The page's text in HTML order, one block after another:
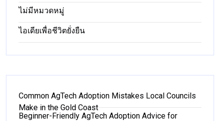
ไม่มีหมวดหมู่
ไอเดียเพื่อชีวิตยั่งยืน
Common AgTech Adoption Mistakes Local Councils
Make in the Gold Coast
Beginner-Friendly AgTech Adoption Advice for